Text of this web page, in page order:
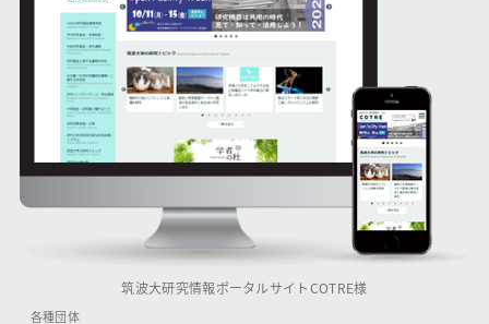
筑波大研究情報ポータルサイトCOTRE様
各種団体